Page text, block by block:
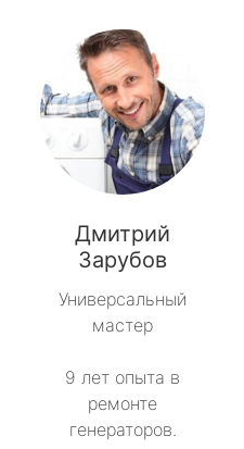
Дмитрий
Зарубов
Универсальный
мастер
9 лет опыта в
ремонте
генераторов.